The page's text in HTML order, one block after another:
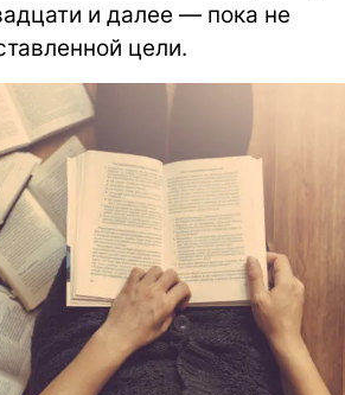
и далее — пока не
цели.